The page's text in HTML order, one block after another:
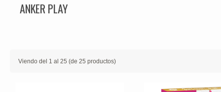
ANKER PLAY
Viendo del 1 al 25 (de 25 productos)